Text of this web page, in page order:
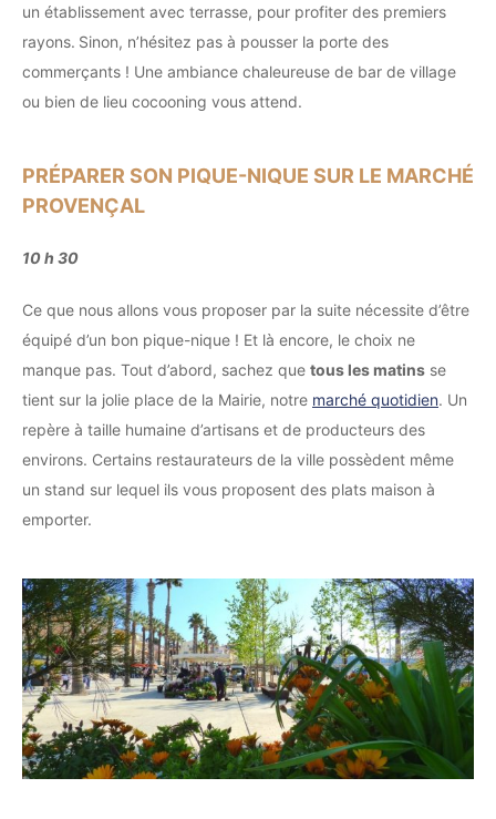
un établissement avec terrasse, pour profiter des premiers
rayons. Sinon, n’hésitez pas à pousser la porte des
commerçants ! Une ambiance chaleureuse de bar de village
ou bien de lieu cocooning vous attend.
PRÉPARER SON PIQUE-NIQUE SUR LE MARCHÉ
PROVENÇAL
10 h 30
Ce que nous allons vous proposer par la suite nécessite d’être
équipé d’un bon pique-nique ! Et là encore, le choix ne
manque pas. Tout d’abord, sachez que tous les matins se
tient sur la jolie place de la Mairie, notre marché quotidien. Un
repère à taille humaine d’artisans et de producteurs des
environs. Certains restaurateurs de la ville possèdent même
un stand sur lequel ils vous proposent des plats maison à
emporter.